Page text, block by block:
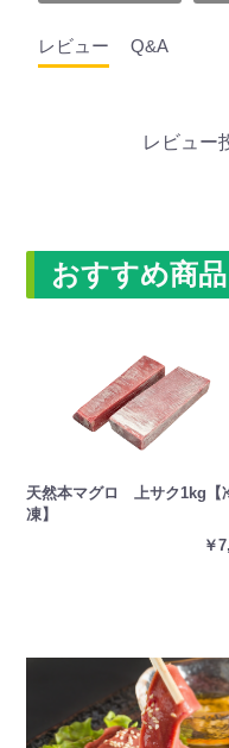
レビュー Q&A
レビュー
おすすめ商品
天然本マグロ 上サク1kg【
凍】
￥